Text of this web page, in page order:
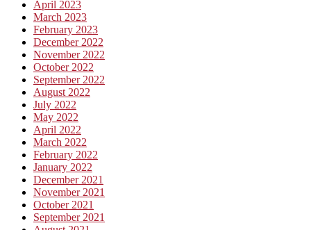
April 2023
March 2023
February 2023
December 2022
November 2022
October 2022
September 2022
August 2022
July 2022
May 2022
April 2022
March 2022
February 2022
January 2022
December 2021
November 2021
October 2021
September 2021